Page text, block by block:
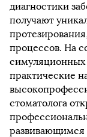
диагностики
получают
процессов. На
симуляционных
практические
стоматолога
развивающимся